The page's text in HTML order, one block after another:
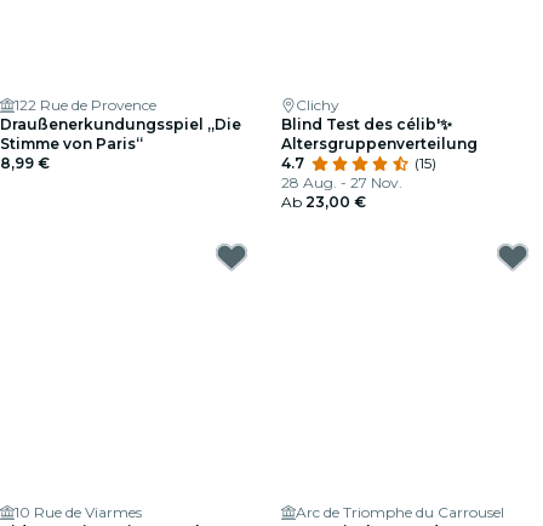
122 Rue de Provence
Draußenerkundungsspiel „Die
Stimme von Paris“
8,99 €
Clichy
Blind Test des célib'✨
Altersgruppenverteilung
4.7
(15)
28 Aug. - 27 Nov.
Ab 23,00 €
10 Rue de Viarmes
Arc de Triomphe du Carrousel